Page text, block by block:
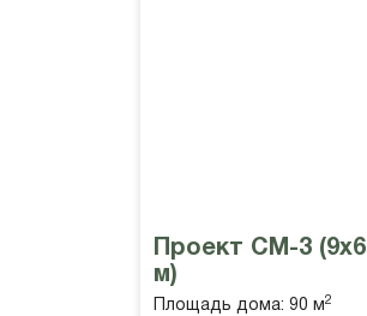
Проект СМ-3 (9х6
м)
Площадь дома: 90 м 2